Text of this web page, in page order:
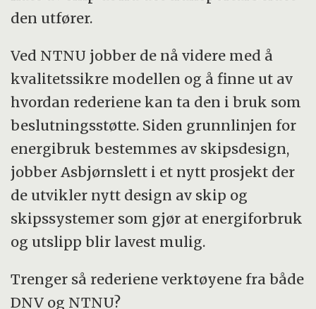
den utfører.
Ved NTNU jobber de nå videre med å
kvalitetssikre modellen og å finne ut av
hvordan rederiene kan ta den i bruk som
beslutningsstøtte. Siden grunnlinjen for
energibruk bestemmes av skipsdesign,
jobber Asbjørnslett i et nytt prosjekt der
de utvikler nytt design av skip og
skipssystemer som gjør at energiforbruk
og utslipp blir lavest mulig.
Trenger så rederiene verktøyene fra både
DNV og NTNU?